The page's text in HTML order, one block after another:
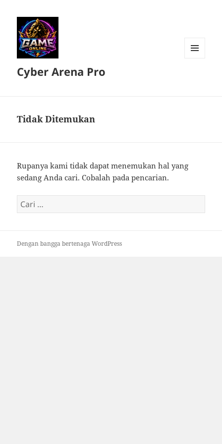
Cyber Arena Pro
Tidak Ditemukan
Rupanya kami tidak dapat menemukan hal yang
sedang Anda cari. Cobalah pada pencarian.
Cari
untuk:
Dengan bangga bertenaga WordPress